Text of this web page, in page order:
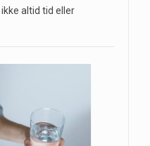
altid tid eller